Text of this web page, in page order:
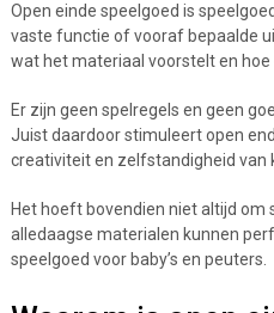
Open einde speelgoed is
vaste functie of vooraf bepaalde
wat het materiaal voorstelt en hoe
Er zijn geen spelregels en geen
Juist daardoor stimuleert open
creativiteit en zelfstandigheid van
Het hoeft bovendien niet altijd om
alledaagse materialen kunnen
speelgoed voor baby’s en peuters.